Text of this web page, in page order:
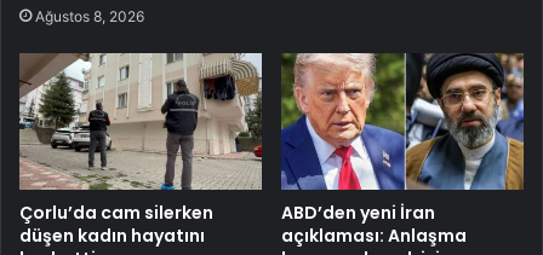
Ağustos 8, 2026
Çorlu’da cam silerken
düşen kadın hayatını
ABD’den yeni İran
açıklaması: Anlaşma